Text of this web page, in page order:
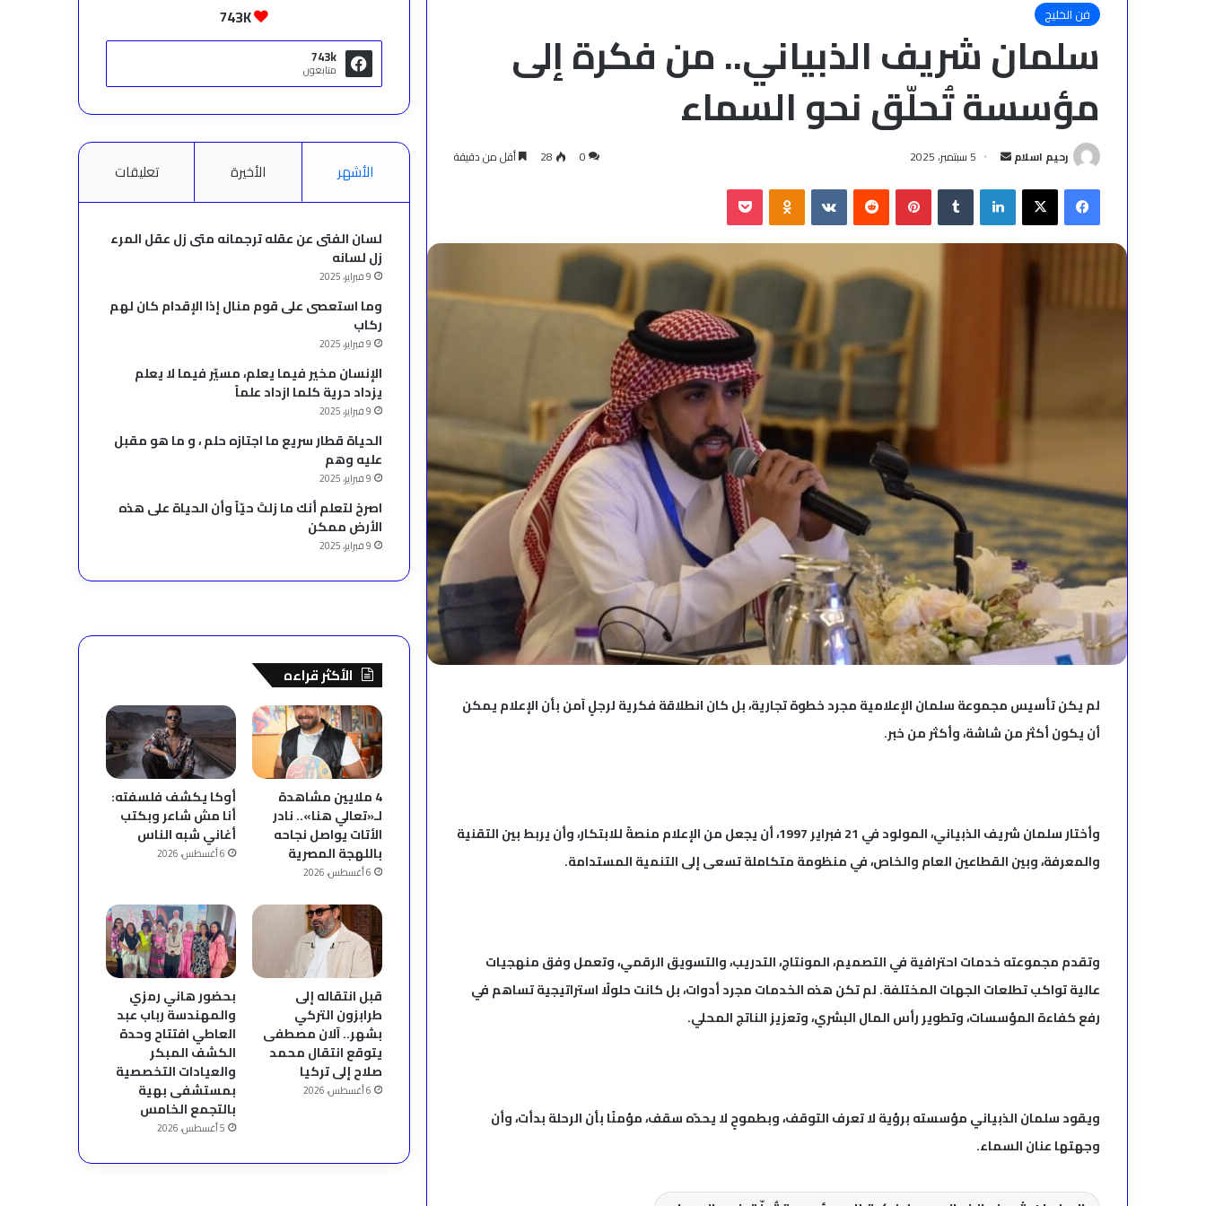
فن الخليج
سلمان شريف الذبياني.. من فكرة إلى
مؤسسة تُحلّق نحو السماء
رحيم اسلام
أرسل
إلكترونيا
5 سبتمبر، 2025 0
28 أقل من دقيقة
فيسبوك‫X لينكدإن بينتيريست Odnoklassniki
‫Pocket
لم يكن تأسيس مجموعة سلمان الإعلامية مجرد خطوة تجارية، بل كان انطلاقة فكرية لرجلٍ آمن بأن الإعلام يمكن
أن يكون أكثر من شاشة، وأكثر من خبر.
وأختار سلمان شريف الذبياني، المولود في 21 فبراير 1997، أن يجعل من الإعلام منصةً للابتكار، وأن يربط بين التقنية
والمعرفة، وبين القطاعين العام والخاص، في منظومة متكاملة تسعى إلى التنمية المستدامة.
وتقدم مجموعته خدمات احترافية في التصميم، المونتاج، التدريب، والتسويق الرقمي، وتعمل وفق منهجيات
عالية تواكب تطلعات الجهات المختلفة. لم تكن هذه الخدمات مجرد أدوات، بل كانت حلولًا استراتيجية تساهم في
رفع كفاءة المؤسسات، وتطوير رأس المال البشري، وتعزيز الناتج المحلي.
ويقود سلمان الذبياني مؤسسته برؤية لا تعرف التوقف، وبطموحٍ لا يحدّه سقف، مؤمنًا بأن الرحلة بدأت، وأن
وجهتها عنان السماء.
743K
743k
متابعون
الأشهر الأخيرة تعليقات
لسان الفتى عن عقله ترجمانه متى زل عقل المرء
زل لسانه
9 فبراير، 2025
وما استعصى على قوم منال إذا الإقدام كان لهم
ركاب
9 فبراير، 2025
الإنسان مخير فيما يعلم، مسيّر فيما لا يعلم
يزداد حرية كلما ازداد علماً
9 فبراير، 2025
الحياة قطار سريع ما اجتازه حلم ، و ما هو مقبل
عليه وهم
9 فبراير، 2025
‫اصرخ لتعلم أنك ما زلتَ حيّاً وأن الحياة على هذه
الأرض ممكن
9 فبراير، 2025
الأكثر قراءه
4 ملايين مشاهدة
لـ«تعالي هنا».. نادر
الأتات يواصل نجاحه
باللهجة المصرية
6 أغسطس، 2026
أوكا يكشف فلسفته:
أنا مش شاعر وبكتب
أغاني شبه الناس
6 أغسطس، 2026
قبل انتقاله إلى
طرابزون التركي
بشهر.. آلان مصطفى
يتوقع انتقال محمد
صلاح إلى تركيا
6 أغسطس، 2026
بحضور هاني رمزي
والمهندسة رباب عبد
العاطي افتتاح وحدة
الكشف المبكر
والعيادات التخصصية
بمستشفى بهية
بالتجمع الخامس
5 أغسطس، 2026